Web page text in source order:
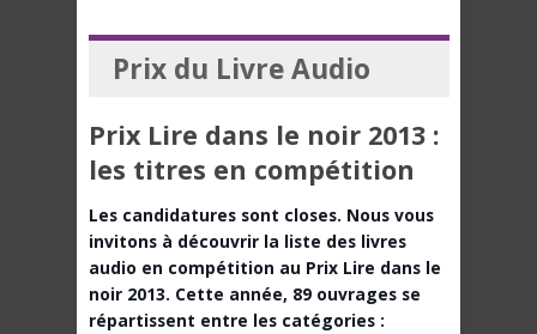
Prix du Livre Audio
Prix Lire dans le noir 2013 :
les titres en compétition
Les candidatures sont closes. Nous vous
invitons à découvrir la liste des livres
audio en compétition au Prix Lire dans le
noir 2013. Cette année, 89 ouvrages se
répartissent entre les catégories :